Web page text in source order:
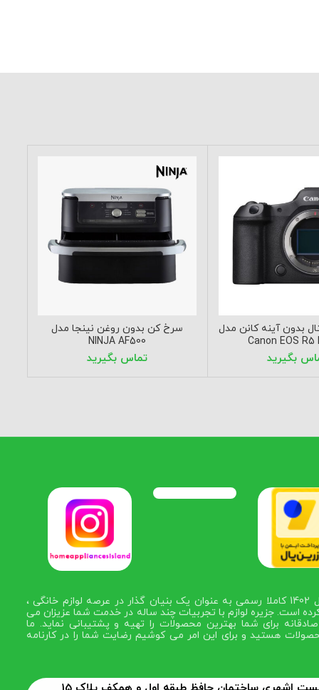
بدون آینه کانن مدل
Canon EOS R5
سرخ کن بدون روغن نینجا مدل
NINJA AF500
در سال 1402 کاملا رسمی به عنوان یک بنیان گذار در عرصه لوازم خانگی ،
است. جزیره لوازم با تجربیات چند ساله در خدمت شما عزیزان می
برای شما بهترین محصولات را تهیه و پشتیبانی نماید. ما
هستید و برای این امر می کوشیم رضایت شما را در کارنامه